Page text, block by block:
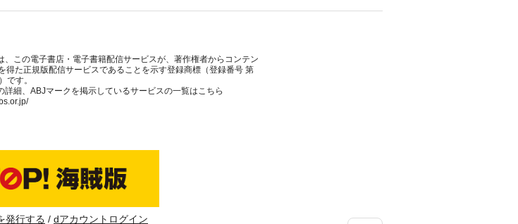
、この電子書店・電子書籍配信サービスが、著作権者からコンテン
得た正規版配信サービスであることを示す登録商標（登録番号 第
です。
詳細、ABJマークを掲示しているサービスの一覧はこちら
発行する dアカウントログイン